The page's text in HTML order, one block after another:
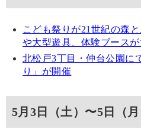
こども祭りが21世紀の森
や大型遊具、体験ブース
北松戸3丁目・仲台公園に
り」が開催
5月3日（土）〜5日（月